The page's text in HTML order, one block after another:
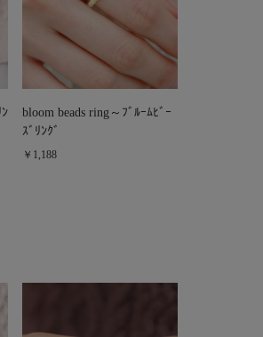
bloom beads ring～ﾌﾞﾙｰﾑﾋﾞｰ
ｽﾞﾘﾝｸﾞ
￥1,188